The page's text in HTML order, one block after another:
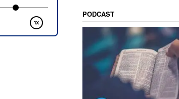
PODCAST